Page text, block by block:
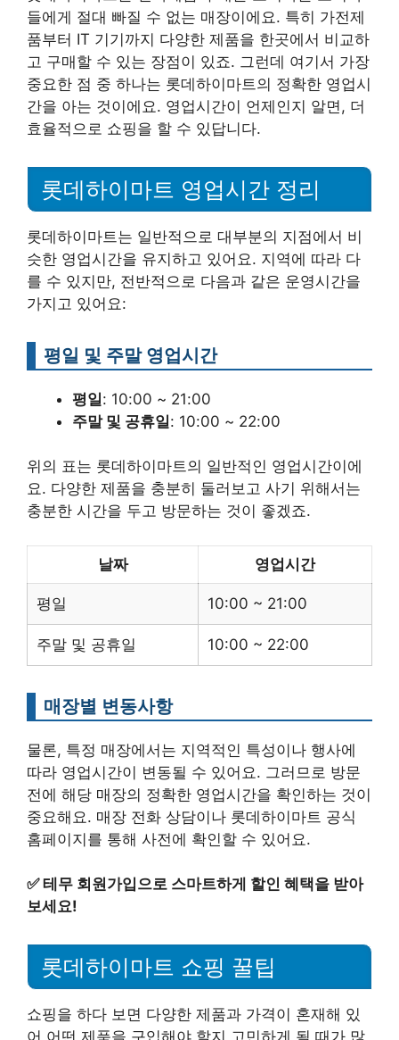
들에게 절대 빠질 수 없는 매장이에요. 특히 가전제
품부터 IT 기기까지 다양한 제품을 한곳에서 비교하
고 구매할 수 있는 장점이 있죠. 그런데 여기서 가장
중요한 점 중 하나는 롯데하이마트의 정확한 영업시
간을 아는 것이에요. 영업시간이 언제인지 알면, 더
효율적으로 쇼핑을 할 수 있답니다.
롯데하이마트 영업시간 정리
롯데하이마트는 일반적으로 대부분의 지점에서 비
슷한 영업시간을 유지하고 있어요. 지역에 따라 다
를 수 있지만, 전반적으로 다음과 같은 운영시간을
가지고 있어요:
평일 및 주말 영업시간
평일: 10:00 ~ 21:00
주말 및 공휴일: 10:00 ~ 22:00
위의 표는 롯데하이마트의 일반적인 영업시간이에
요. 다양한 제품을 충분히 둘러보고 사기 위해서는
충분한 시간을 두고 방문하는 것이 좋겠죠.
날짜 영업시간
평일 10:00 ~ 21:00
주말 및 공휴일 10:00 ~ 22:00
매장별 변동사항
물론, 특정 매장에서는 지역적인 특성이나 행사에
따라 영업시간이 변동될 수 있어요. 그러므로 방문
전에 해당 매장의 정확한 영업시간을 확인하는 것이
중요해요. 매장 전화 상담이나 롯데하이마트 공식
홈페이지를 통해 사전에 확인할 수 있어요.
✅테무 회원가입으로 스마트하게 할인 혜택을 받아
보세요!
롯데하이마트 쇼핑 꿀팁
쇼핑을 하다 보면 다양한 제품과 가격이 혼재해 있
어 어떤 제품을 구입해야 할지 고민하게 될 때가 많